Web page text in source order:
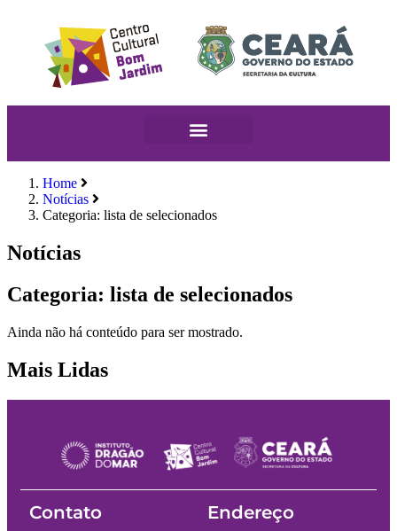
Home
Notícias
Categoria: lista de selecionados
Notícias
Categoria: lista de selecionados
Ainda não há conteúdo para ser mostrado.
Mais Lidas
Contato Endereço